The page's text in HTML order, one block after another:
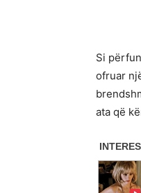
Si
ofruar
ata që